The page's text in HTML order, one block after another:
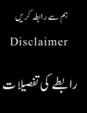
Disclaimer
ہم سے رابطہ کریں
رابطے کی تفصیلات